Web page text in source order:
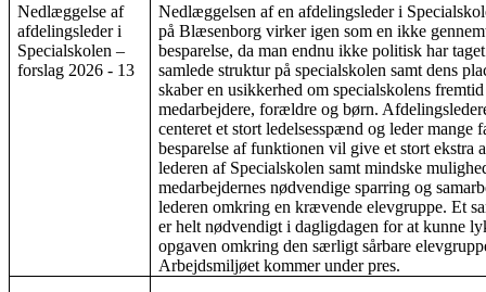
Nedlæggelse af
afdelingsleder i
Specialskolen –
forslag 2026 - 13
Nedlæggelsen af en afdelingsleder i
på Blæsenborg virker igen som en ikke
besparelse, da man endnu ikke politisk har
samlede struktur på specialskolen samt dens
skaber en usikkerhed om specialskolens
medarbejdere, forældre og børn.
centeret et stort ledelsesspænd og leder mange
besparelse af funktionen vil give et stort ekstra
lederen af Specialskolen samt mindske
medarbejdernes nødvendige sparring og
lederen omkring en krævende elevgruppe. Et
er helt nødvendigt i dagligdagen for at kunne
opgaven omkring den særligt sårbare
Arbejdsmiljøet kommer under pres.